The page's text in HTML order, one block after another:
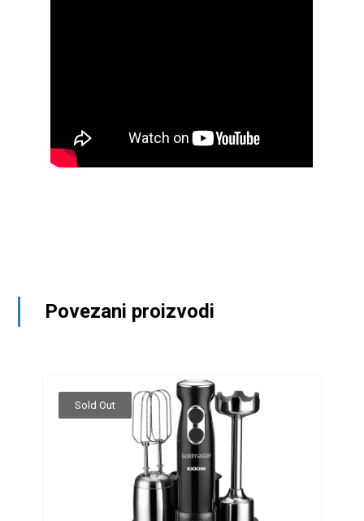
Povezani proizvodi
Sold Out